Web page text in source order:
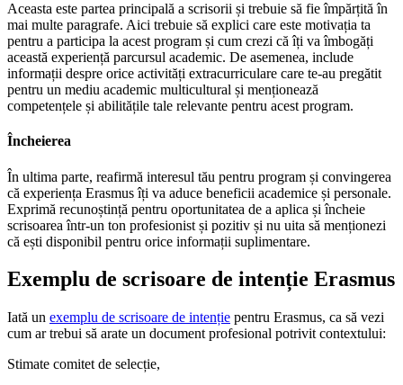
Aceasta este partea principală a scrisorii și trebuie să fie împărțită în
mai multe paragrafe. Aici trebuie să explici care este motivația ta
pentru a participa la acest program și cum crezi că îți va îmbogăți
această experiență parcursul academic. De asemenea, include
informații despre orice activități extracurriculare care te-au pregătit
pentru un mediu academic multicultural și menționează
competențele și abilitățile tale relevante pentru acest program.
Încheierea
În ultima parte, reafirmă interesul tău pentru program și convingerea
că experiența Erasmus îți va aduce beneficii academice și personale.
Exprimă recunoștință pentru oportunitatea de a aplica și încheie
scrisoarea într-un ton profesionist și pozitiv și nu uita să menționezi
că ești disponibil pentru orice informații suplimentare.
Exemplu de scrisoare de intenție Erasmus
Iată un exemplu de scrisoare de intenție pentru Erasmus, ca să vezi
cum ar trebui să arate un document profesional potrivit contextului:
Stimate comitet de selecție,